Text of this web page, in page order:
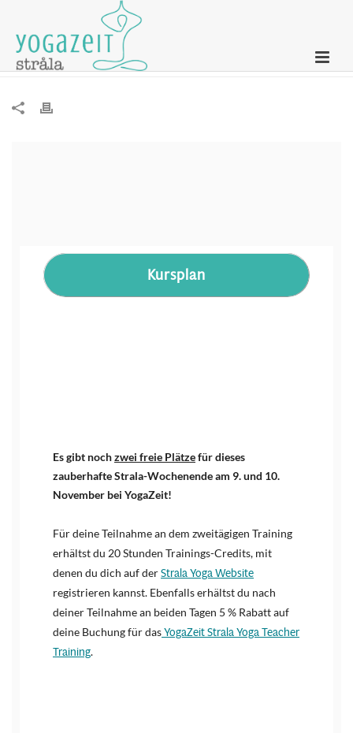
Newsletter – 31. Oktober 2024
Kursplan
Es gibt nochzwei freie Plätzefür dieses
zauberhafte Strala-Wochenende am 9. und 10.
November bei YogaZeit!
Für deine Teilnahme an dem zweitägigen Training
erhältst du 20 Stunden Trainings-Credits, mit
denen du dich auf derStrala Yoga Website
registrieren kannst. Ebenfalls erhältst du nach
deiner Teilnahme an beiden Tagen 5 % Rabatt auf
deine Buchung für dasYogaZeit Strala Yoga Teacher
Training.